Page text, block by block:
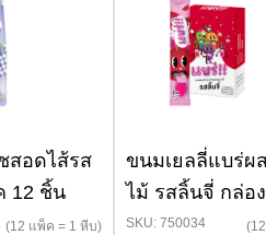
สอดไส้รส
12 ชิ้น
(12 แพ็ค = 1 หีบ)
ขนมเยลลี่แบร่ผ
ไม้ รสลิ้นจี่ กล่อ
SKU: 750034